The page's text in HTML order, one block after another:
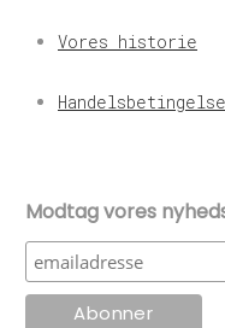
Vores historie
Modtag vores